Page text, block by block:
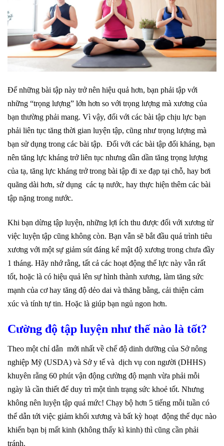
Để những bài tập này trở nên hiệu quả hơn, bạn phải tập với
những “trọng lượng” lớn hơn so với trọng lượng mà xương của
bạn thường phải mang. Vì vậy, đối với các bài tập chịu lực bạn
phải liên tục tăng thời gian luyện tập, cũng như trọng lượng mà
bạn sử dụng trong các bài tập. Đối với các bài tập đối kháng, bạn
nên tăng lực kháng trở liên tục nhưng dần dần tăng trọng lượng
của tạ, tăng lực kháng trở trong bài tập đi xe đạp tại chỗ, hay bơi
quãng dài hơn, sử dụng các tạ nước, hay thực hiện thêm các bài
tập nặng trong nước.
Khi bạn dừng tập luyện, những lợi ích thu được đối với xương từ
việc luyện tập cũng không còn. Bạn vẫn sẽ bắt đầu quá trình tiêu
xương với một sự giảm sút đáng kể mật độ xương trong chưa đầy
1 tháng. Hãy nhớ rằng, tất cả các hoạt động thể lực này vẫn rất
tốt, hoặc là có hiệu quả lên sự hình thành xương, làm tăng sức
mạnh của cơ hay tăng độ dẻo dai và thăng bằng, cải thiện cảm
xúc và tính tự tin. Hoặc là giúp bạn ngủ ngon hơn.
Cường độ tập luyện như thế nào là tốt?
Theo một chỉ dẫn mới nhất về chế độ dinh dưỡng của Sở nông
nghiệp Mỹ (USDA) và Sở y tế và dịch vụ con người (DHHS)
khuyên rằng 60 phút vận động cường độ mạnh vừa phải mỗi
ngày là cần thiết để duy trì một tình trạng sức khoẻ tốt. Nhưng
không nên luyện tập quá mức! Chạy bộ hơn 5 tiếng mỗi tuần có
thể dẫn tới việc giảm khối xương và bất kỳ hoạt động thể dục nào
khiến bạn bị mất kinh (không thấy kì kinh) thì cũng cần phải
tránh.